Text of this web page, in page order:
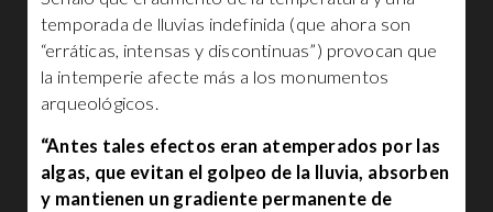
temporada de lluvias indefinida (que ahora son
“erráticas, intensas y discontinuas”) provocan que
la intemperie afecte más a los monumentos
arqueológicos.
“Antes tales efectos eran atemperados por las
algas, que evitan el golpeo de la lluvia, absorben
y mantienen un gradiente permanente de